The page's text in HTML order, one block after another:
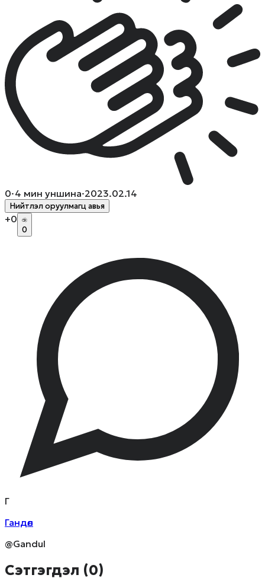
0·4 мин уншина·2023.02.14
Нийтлэл оруулмагц авья
+0
0
Г
Гандөл
@Gandul
Сэтгэгдэл (0)